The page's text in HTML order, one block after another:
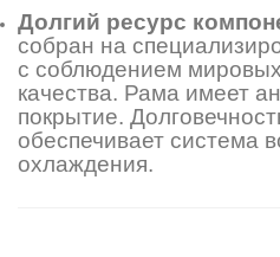
Долгий ресурс
собран на
с соблюдением
качества. Рама имеет
покрытие.
обеспечивает система
охлаждения.